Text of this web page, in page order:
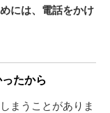
には、電話をかけ
たから
まうことがありま